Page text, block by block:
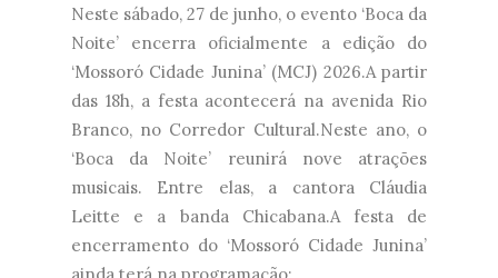
Neste sábado, 27 de junho, o evento ‘Boca da
Noite’ encerra oficialmente a edição do
‘Mossoró Cidade Junina’ (MCJ) 2026.A partir
das 18h, a festa acontecerá na avenida Rio
Branco, no Corredor Cultural.Neste ano, o
‘Boca da Noite’ reunirá nove atrações
musicais. Entre elas, a cantora Cláudia
Leitte e a banda Chicabana.A festa de
encerramento do ‘Mossoró Cidade Junina’